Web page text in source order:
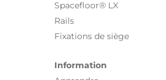
Spacefloor® LX
Rails
Fixations de siège
Information